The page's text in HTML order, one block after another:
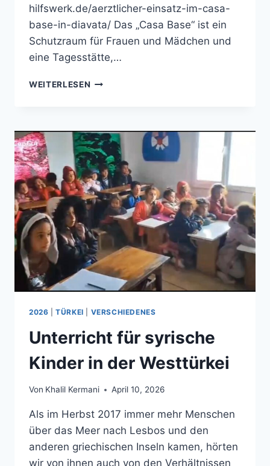
hilfswerk.de/aerztlicher-einsatz-im-casa-
base-in-diavata/ Das „Casa Base“ ist ein
Schutzraum für Frauen und Mädchen und
eine Tagesstätte,…
WEITERLESEN ZUFLUCHTSORT
FÜR
FRAUEN
UND
KINDER
2026 |TÜRKEI VERSCHIEDENES
Unterricht für syrische
Kinder in der Westtürkei
Von Khalil Kermani April 10, 2026
Als im Herbst 2017 immer mehr Menschen
über das Meer nach Lesbos und den
anderen griechischen Inseln kamen, hörten
wir von ihnen auch von den Verhältnissen